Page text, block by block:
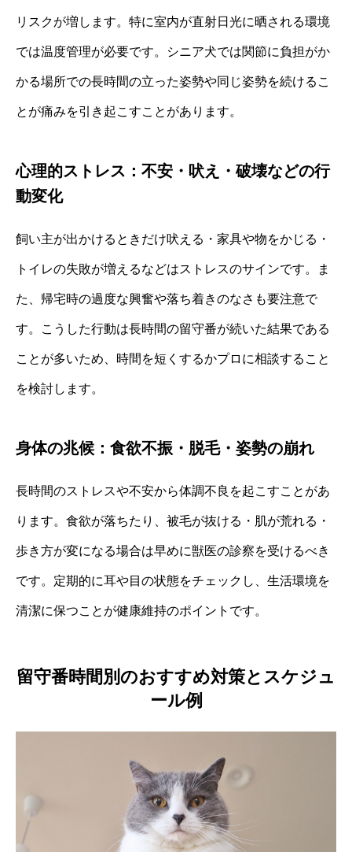
リスクが増します。特に室内が直射日光に晒される環境
では温度管理が必要です。シニア犬では関節に負担がか
かる場所での長時間の立った姿勢や同じ姿勢を続けるこ
とが痛みを引き起こすことがあります。
心理的ストレス：不安・吠え・破壊などの行
動変化
飼い主が出かけるときだけ吠える・家具や物をかじる・
トイレの失敗が増えるなどはストレスのサインです。ま
た、帰宅時の過度な興奮や落ち着きのなさも要注意で
す。こうした行動は長時間の留守番が続いた結果である
ことが多いため、時間を短くするかプロに相談すること
を検討します。
身体の兆候：食欲不振・脱毛・姿勢の崩れ
長時間のストレスや不安から体調不良を起こすことがあ
ります。食欲が落ちたり、被毛が抜ける・肌が荒れる・
歩き方が変になる場合は早めに獣医の診察を受けるべき
です。定期的に耳や目の状態をチェックし、生活環境を
清潔に保つことが健康維持のポイントです。
留守番時間別のおすすめ対策とスケジュ
ール例